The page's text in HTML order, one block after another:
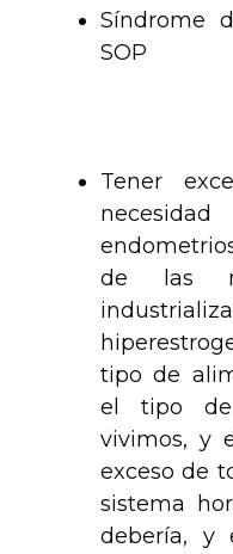
Síndrome
SOP
Tener
de las
tipo de
el tipo de
vivimos, y
exceso de
sistema
debería, y